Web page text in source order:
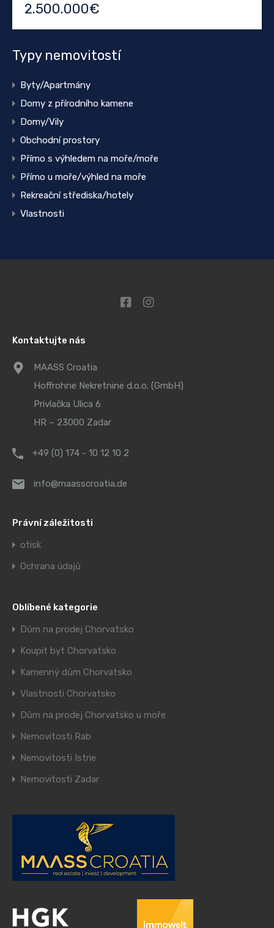
2.500.000€
Typy nemovitostí
Byty/Apartmány
Domy z přírodního kamene
Domy/Vily
Obchodní prostory
Přímo s výhledem na moře/moře
Přímo u moře/výhled na moře
Rekreační střediska/hotely
Vlastnosti
Kontaktujte nás
MAASS Croatia
Hoffrohne Nekretnine d.o.o. (GmbH)
Privlačka Ulica 6
HR – 23000 Zadar
+49 (0) 174 - 10 12 10 2
info@maasscroatia.de
Právní záležitosti
otisk
Ochrana údajů
Oblíbené kategorie
Dům na prodej Chorvatsko
Koupit byt Chorvatsko
Kamenný dům Chorvatsko
Vlastnosti Chorvatsko
Dům na prodej Chorvatsko u moře
Nemovitosti Rab
Nemovitosti Istrie
Nemovitosti Zadar